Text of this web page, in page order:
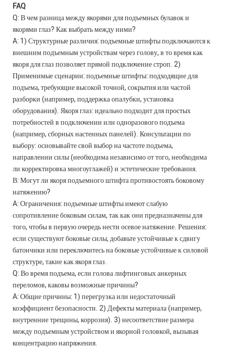
FAQ
Q: В чем разница между якорями для подъемных булавок и
якорями глаз? Как выбрать между ними?
A: 1) Структурные различия: подъемные штифты подключаются к
внешним подъемным устройствам через голову, в то время как
якоря для глаз позволяет прямой подключение строп. 2)
Применимые сценарии: подъемные штифты: подходящие для
подъема, требующие высокой точной, сокрытия или частой
разборки (например, поддержка опалубки, установка
оборудования). Якоря глаз: идеально подходит для простых
потребностей в подключении или одноразового подъема
(например, сборных настенных панелей). Консультации по
выбору: основывайте свой выбор на частоте подъема,
направлении силы (необходима независимо от того, необходима
ли корректировка многоуглажей) и эстетические требования.
В: Могут ли якоря подъемного штифта противостоять боковому
натяжению?
A: Ограничения: подъемные штифты имеют слабую
сопротивление боковым силам, так как они предназначены для
того, чтобы в первую очередь нести осевое натяжение. Решения:
если существуют боковые силы, добавьте устойчивые к сдвигу
батончики или переключитесь на боковые устойчивые к силовой
структуре, такие как якоря глаз.
Q: Во время подъема, если голова лифтинговых анкерных
переломов, каковы возможные причины?
A: Общие причины: 1) перегрузка или недостаточный
коэффициент безопасности. 2) Дефекты материала (например,
внутренние трещины, коррозия). 3) несоответствие размера
между подъемным устройством и якорной головкой, вызывая
концентрацию напряжения.